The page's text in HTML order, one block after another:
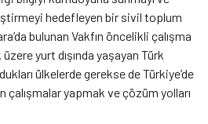
hedefleyen bir sivil toplum
bulunan Vakfın öncelikli çalışma
yurt dışında yaşayan Türk
ülkelerde gerekse de Türkiye’de
çalışmalar yapmak ve çözüm yolları